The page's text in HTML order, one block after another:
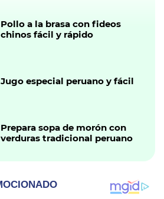
Pollo a la brasa con fideos
chinos fácil y rápido
Jugo especial peruano y fácil
Prepara sopa de morón con
verduras tradicional peruano